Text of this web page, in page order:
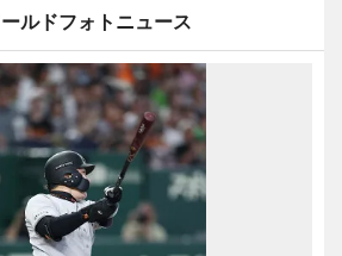
ルドフォトニュース